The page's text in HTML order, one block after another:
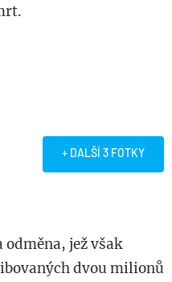
+ DALŠÍ 3 FOTKY
jež však
dvou milionů